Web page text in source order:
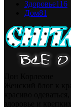
Здоровье116
Дом81